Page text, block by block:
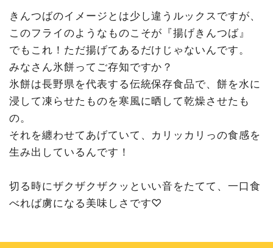
きんつばのイメージとは少し違うルックスですが、
このフライのようなものこそが『揚げきんつば』
でもこれ！ただ揚げてあるだけじゃないんです。
みなさん氷餅ってご存知ですか？
氷餅は長野県を代表する伝統保存食品で、餅を水に
浸して凍らせたものを寒風に晒して乾燥させたも
の。
それを纏わせてあげていて、カリッカリっの食感を
生み出しているんです！
切る時にザクザクザクッといい音をたてて、一口食
べれば虜になる美味しさです♡